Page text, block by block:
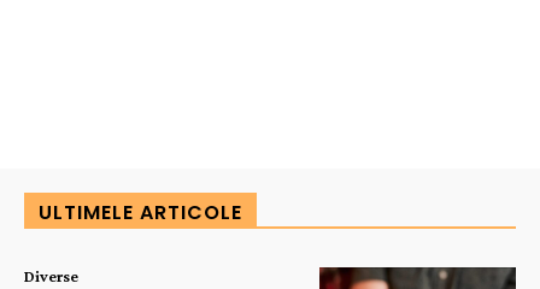
ULTIMELE ARTICOLE
Diverse